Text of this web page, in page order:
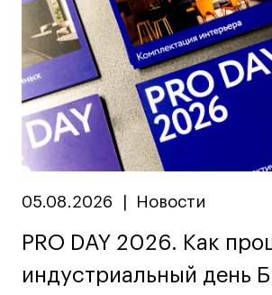
05.08.2026 Новости
PRO DAY 2026. Как
индустриальный день